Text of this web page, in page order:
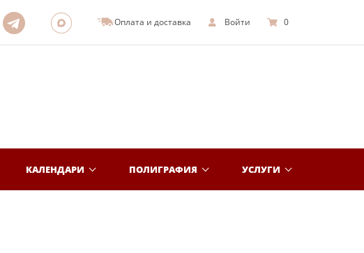
Оплата и доставка Войти 0
КАЛЕНДАРИ ПОЛИГРАФИЯ УСЛУГИ